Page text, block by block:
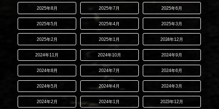
2025年8月 2025年7月 2025年6月
2025年5月 2025年4月 2025年3月
2025年2月 2025年1月 2024年12月
2024年11月 2024年10月 2024年9月
2024年8月 2024年7月 2024年6月
2024年5月 2024年4月 2024年3月
2024年2月 2024年1月 2023年12月